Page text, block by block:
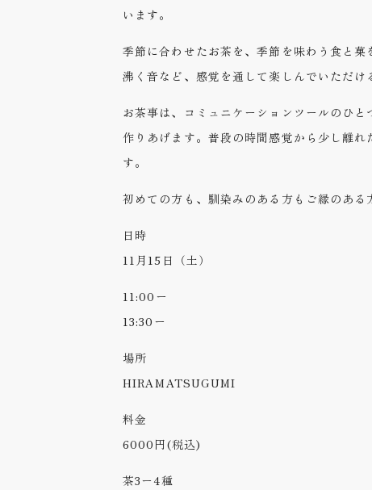
います。
季節に合わせたお茶を、季節を味わう食と
沸く音など、感覚を通して楽しんでいただけ
お茶事は、コミュニケーションツールのひ
作りあげます。普段の時間感覚から少し離
す。
初めての方も、馴染みのある方もご縁のある
日時
11月15日（土）
11:00ー
13:30ー
場所
HIRAMATSUGUMI
料金
6000円(税込)
茶3ー4種